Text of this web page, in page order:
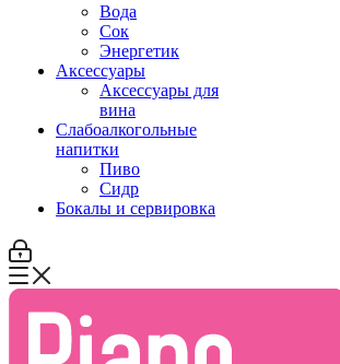
Вода
Сок
Энергетик
Аксессуары
Аксессуары для
вина
Слабоалкогольные
напитки
Пиво
Сидр
Бокалы и сервировка